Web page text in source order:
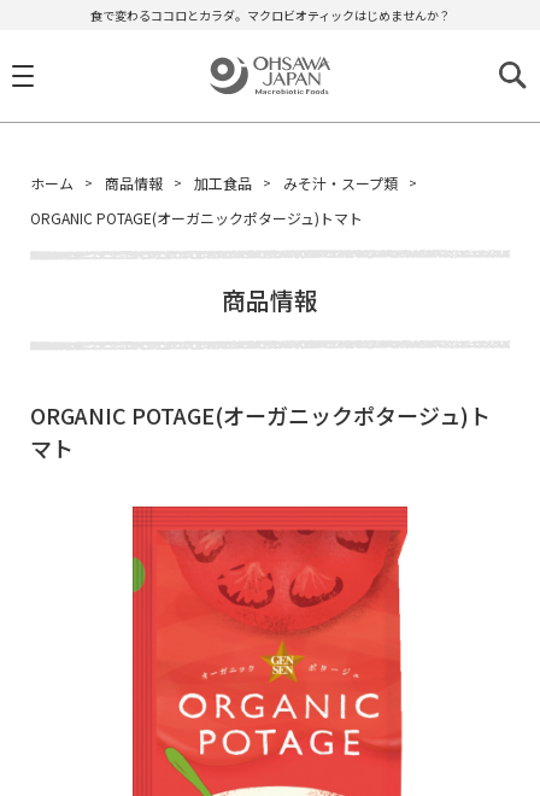
食で変わるココロとカラダ。マクロビオティックはじめませんか？
ホーム 商品情報 加工食品
みそ汁・スープ類
ORGANIC POTAGE(オーガニックポタージュ)トマト
商品情報
ORGANIC POTAGE(オーガニックポタージュ)ト
マト